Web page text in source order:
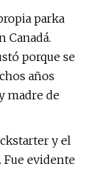
parka
Canadá.
porque se
años
madre de
y el
Fue evidente